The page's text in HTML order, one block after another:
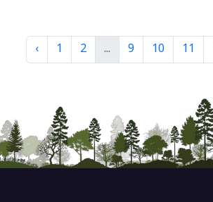
‹ 1 2 ... 9 10 11